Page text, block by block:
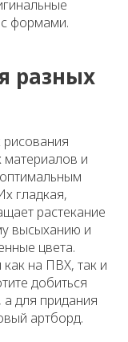
формами.
разных
материалов и
гладкая,
растекание
высыханию и
цвета.
на ПВХ, так и
добиться
для придания
артборд.